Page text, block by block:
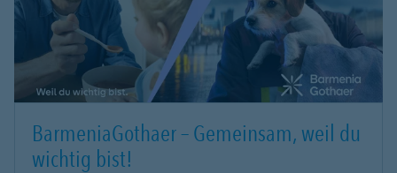
BarmeniaGothaer – Gemeinsam, weil du
wichtig bist!